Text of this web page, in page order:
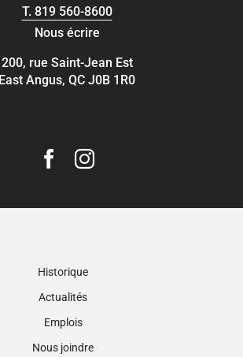
T. 819 560-8600
Nous écrire
200, rue Saint-Jean Est
East Angus, QC J0B 1R0
Historique
Actualités
Emplois
Nous joindre